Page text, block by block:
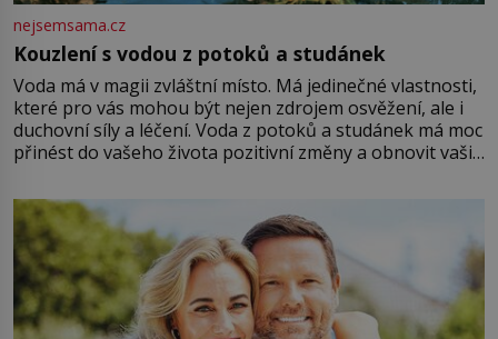
nejsemsama.cz
Kouzlení s vodou z potoků a studánek
Voda má v magii zvláštní místo. Má jedinečné vlastnosti,
které pro vás mohou být nejen zdrojem osvěžení, ale i
duchovní síly a léčení. Voda z potoků a studánek má moc
přinést do vašeho života pozitivní změny a obnovit vaši
můžete obohatit své rituály a přinést do svého života
větší harmonii a klid. Je důležité